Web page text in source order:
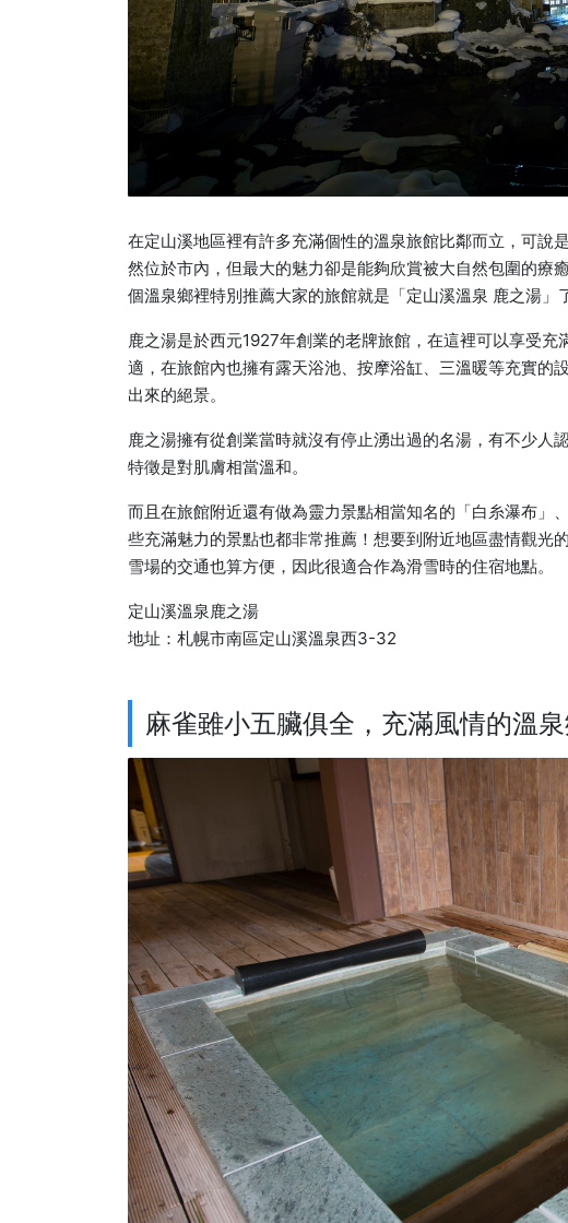
在定山溪地區裡有許多充滿個性的溫泉旅館比鄰而立，可說
然位於市內，但最大的魅力卻是能夠欣賞被大自然包圍的療
個溫泉鄉裡特別推薦大家的旅館就是「定山溪溫泉 鹿之湯」
鹿之湯是於西元1927年創業的老牌旅館，在這裡可以享受
適，在旅館內也擁有露天浴池、按摩浴缸、三溫暖等充實的
出來的絕景。
鹿之湯擁有從創業當時就沒有停止湧出過的名湯，有不少人
特徵是對肌膚相當溫和。
而且在旅館附近還有做為靈力景點相當知名的「白糸瀑布」
些充滿魅力的景點也都非常推薦！想要到附近地區盡情觀光
雪場的交通也算方便，因此很適合作為滑雪時的住宿地點。
定山溪溫泉鹿之湯
地址：札幌市南區定山溪溫泉西3-32
麻雀雖小五臟俱全，充滿風情的溫泉